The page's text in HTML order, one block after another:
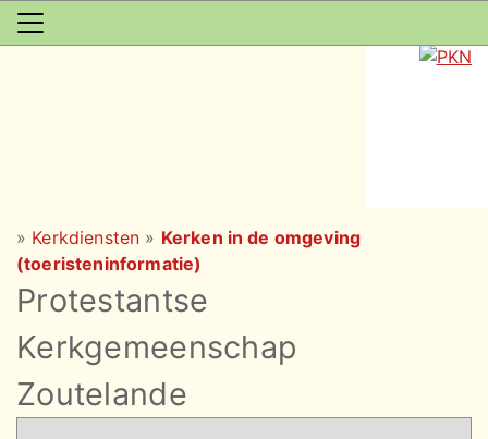
» Kerkdiensten » Kerken in de omgeving
(toeristeninformatie)
Protestantse
Kerkgemeenschap
Zoutelande